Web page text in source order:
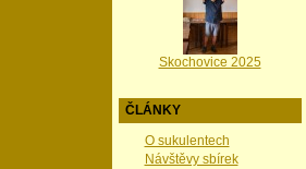
Skochovice 2025
ČLÁNKY
O sukulentech
Návštěvy sbírek